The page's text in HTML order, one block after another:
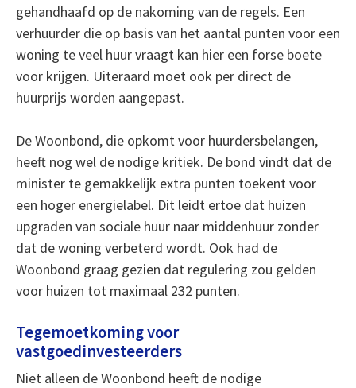
gehandhaafd op de nakoming van de regels. Een
verhuurder die op basis van het aantal punten voor een
woning te veel huur vraagt kan hier een forse boete
voor krijgen. Uiteraard moet ook per direct de
huurprijs worden aangepast.
De Woonbond, die opkomt voor huurdersbelangen,
heeft nog wel de nodige kritiek. De bond vindt dat de
minister te gemakkelijk extra punten toekent voor
een hoger energielabel. Dit leidt ertoe dat huizen
upgraden van sociale huur naar middenhuur zonder
dat de woning verbeterd wordt. Ook had de
Woonbond graag gezien dat regulering zou gelden
voor huizen tot maximaal 232 punten.
Tegemoetkoming voor
vastgoedinvesteerders
Niet alleen de Woonbond heeft de nodige